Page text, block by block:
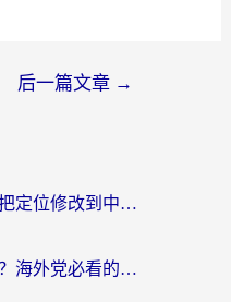
后一篇文章 →
在意大利用小红书怎么把定位修改到中国国内？3个实用技巧+1个靠谱工具帮你搞定
咪咕体育在香港用不了？海外党必看的回国加速器选择指南（附3个真实场景解决方案）